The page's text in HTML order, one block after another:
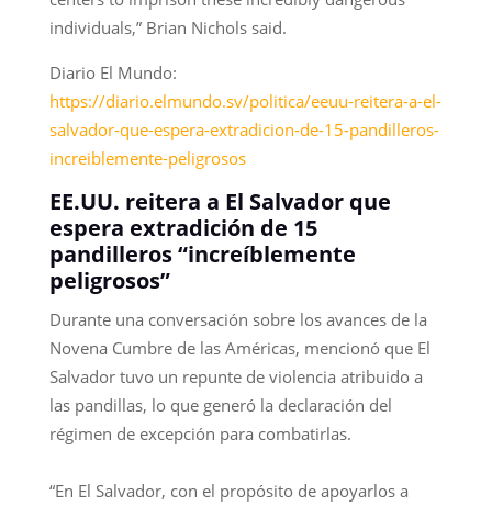
individuals,” Brian Nichols said.
Diario El Mundo:
https://diario.elmundo.sv/politica/eeuu-reitera-a-el-
salvador-que-espera-extradicion-de-15-pandilleros-
increiblemente-peligrosos
EE.UU. reitera a El Salvador que
espera extradición de 15
pandilleros “increíblemente
peligrosos”
Durante una conversación sobre los avances de la
Novena Cumbre de las Américas, mencionó que El
Salvador tuvo un repunte de violencia atribuido a
las pandillas, lo que generó la declaración del
régimen de excepción para combatirlas.
“En El Salvador, con el propósito de apoyarlos a